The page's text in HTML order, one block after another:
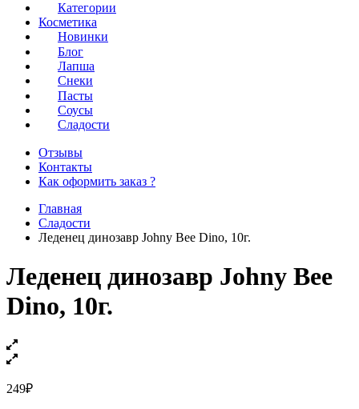
Категории
Косметика
Новинки
Блог
Лапша
Снеки
Пасты
Соусы
Сладости
Отзывы
Контакты
Как оформить заказ ?
Главная
Сладости
Леденец динозавр Johny Bee Dino, 10г.
Леденец динозавр Johny Bee
Dino, 10г.
249₽